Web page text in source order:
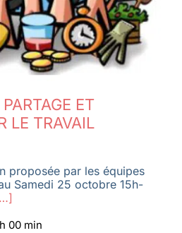
ET
LE TRAVAIL
proposée par les équipes
Samedi 25 octobre 15h-
00 min